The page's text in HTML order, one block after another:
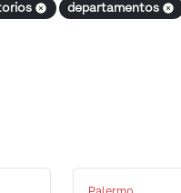
departamentos